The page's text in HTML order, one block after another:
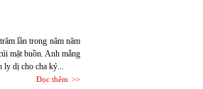
lần trong năm năm
mặt buồn. Anh mắng
ly dị cho cha ký...
Đọc thêm